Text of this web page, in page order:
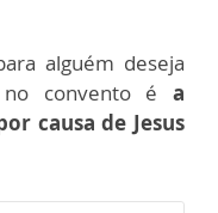
alguém deseja
convento é a
causa de Jesus